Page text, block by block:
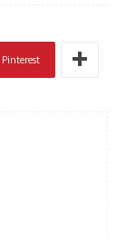
Pinterest